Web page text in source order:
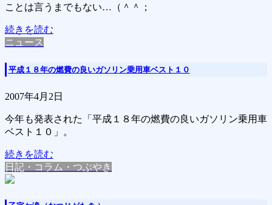
ことは言うまでもない…（＾＾；
続きを読む
ニュース
平成１８年の燃費の良いガソリン乗用車ベスト１０
2007年4月2日
今年も発表された「平成１８年の燃費の良いガソリン乗用車
ベスト１０」。
続きを読む
日記・コラム・つぶやき